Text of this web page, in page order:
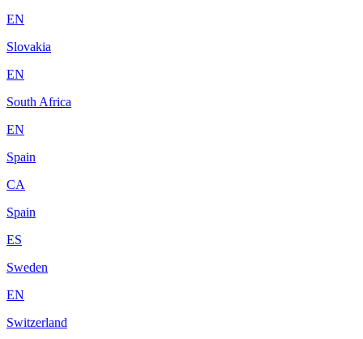
EN
Slovakia
EN
South Africa
EN
Spain
CA
Spain
ES
Sweden
EN
Switzerland